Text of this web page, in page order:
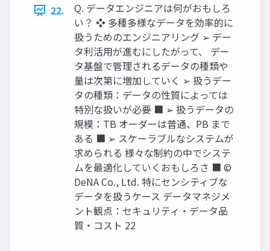
22.
Q. データエンジニアは何がおもしろ
い？ ❖ 多種多様なデータを効率的に
扱うためのエンジニアリング ➢ デー
タ利活⽤が進むにしたがって、 デー
タ基盤で管理されるデータの種類や
量は次第に増加していく ➢ 扱うデー
タの種類：データの性質によっては
特別な扱いが必要 ■ ➢ 扱うデータの
規模：TB オーダーは普通、PB まで
ある ■ ➢ スケーラブルなシステムが
求められる 様々な制約の中でシステ
ムを最適化していくおもしろさ ■ ©
DeNA Co., Ltd. 特にセンシティブな
データを扱うケース データマネジメ
ント観点：セキュリティ‧データ品
質‧コスト 22